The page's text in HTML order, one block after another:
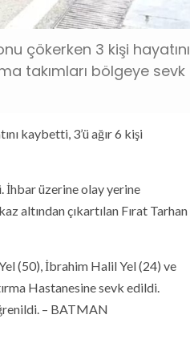
çökerken 3 kişi hayatını
takımları bölgeye sevk
kaybetti, 3’ü ağır 6 kişi
İhbar üzerine olay yerine
altından çıkartılan Fırat Tarhan
(50), İbrahim Halil Yel (24) ve
Hastanesine sevk edildi.
– BATMAN